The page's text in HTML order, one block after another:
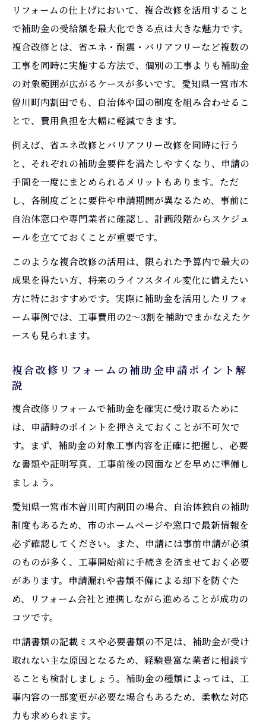
リフォームの仕上げにおいて、複合改修を活用すること
で補助金の受給額を最大化できる点は大きな魅力です。
複合改修とは、省エネ・耐震・バリアフリーなど複数の
工事を同時に実施する方法で、個別の工事よりも補助金
の対象範囲が広がるケースが多いです。愛知県一宮市木
曽川町内割田でも、自治体や国の制度を組み合わせるこ
とで、費用負担を大幅に軽減できます。
例えば、省エネ改修とバリアフリー改修を同時に行う
と、それぞれの補助金要件を満たしやすくなり、申請の
手間を一度にまとめられるメリットもあります。ただ
し、各制度ごとに要件や申請期間が異なるため、事前に
自治体窓口や専門業者に確認し、計画段階からスケジュ
ールを立てておくことが重要です。
このような複合改修の活用は、限られた予算内で最大の
成果を得たい方、将来のライフスタイル変化に備えたい
方に特におすすめです。実際に補助金を活用したリフォ
ーム事例では、工事費用の2〜3割を補助でまかなえたケ
ースも見られます。
複合改修リフォームの補助金申請ポイント解
説
複合改修リフォームで補助金を確実に受け取るために
は、申請時のポイントを押さえておくことが不可欠で
す。まず、補助金の対象工事内容を正確に把握し、必要
な書類や証明写真、工事前後の図面などを早めに準備し
ましょう。
愛知県一宮市木曽川町内割田の場合、自治体独自の補助
制度もあるため、市のホームページや窓口で最新情報を
必ず確認してください。また、申請には事前申請が必須
のものが多く、工事開始前に手続きを済ませておく必要
があります。申請漏れや書類不備による却下を防ぐた
め、リフォーム会社と連携しながら進めることが成功の
コツです。
申請書類の記載ミスや必要書類の不足は、補助金が受け
取れない主な原因となるため、経験豊富な業者に相談す
ることも検討しましょう。補助金の種類によっては、工
事内容の一部変更が必要な場合もあるため、柔軟な対応
力も求められます。